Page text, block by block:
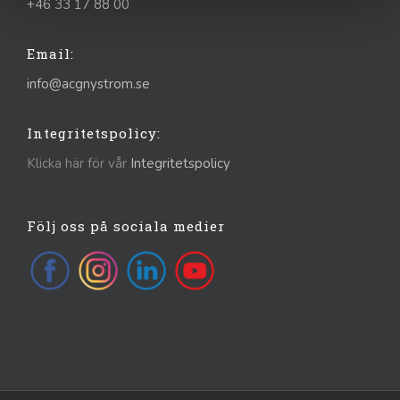
+46 33 17 88 00
Email:
info@acgnystrom.se
Integritetspolicy:
Klicka här för vår Integritetspolicy
Följ oss på sociala medier